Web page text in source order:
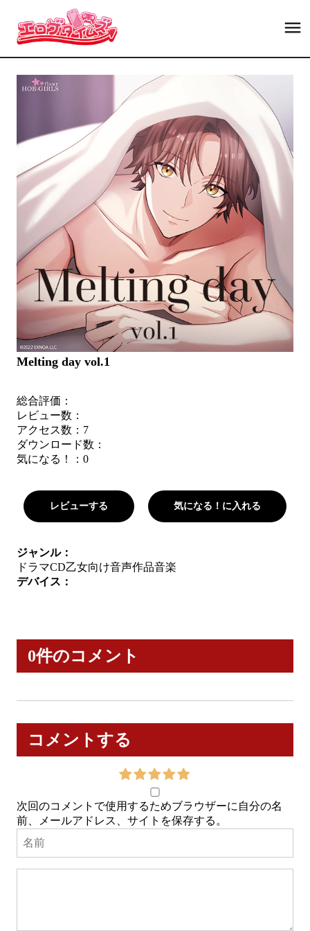
Melting day vol.1
総合評価：
レビュー数：
アクセス数：7
ダウンロード数：
気になる！： 0
レビューする 気になる！に入れる
ジャンル：
ドラマCD乙女向け音声作品音楽
デバイス：
0件のコメント
コメントする
次回のコメントで使用するためブラウザーに自分の名
前、メールアドレス、サイトを保存する。